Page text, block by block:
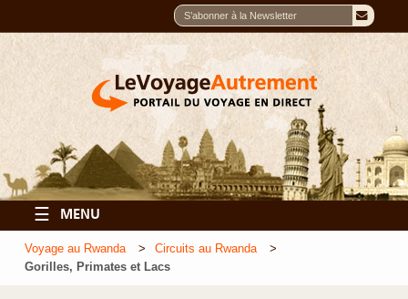
☰ MENU
Voyage au Rwanda
Circuits au Rwanda
Gorilles, Primates et Lacs